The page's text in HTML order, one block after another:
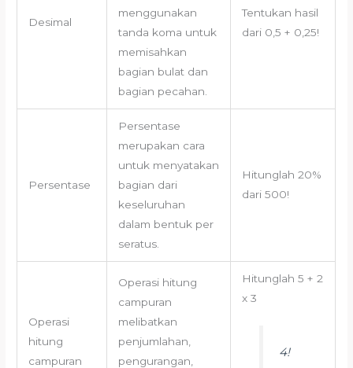
Desimal
menggunakan
tanda koma untuk
memisahkan
bagian bulat dan
bagian pecahan.
Tentukan hasil
dari 0,5 + 0,25!
Persentase
Persentase
merupakan cara
untuk menyatakan
bagian dari
keseluruhan
dalam bentuk per
seratus.
Hitunglah 20%
dari 500!
Operasi
hitung
campuran
Operasi hitung
campuran
melibatkan
penjumlahan,
pengurangan,
Hitunglah 5 + 2
x 3
4!